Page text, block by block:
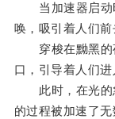
当加速器启动
唤，吸引着人们前
穿梭在黝黑的
口，引导着人们进
此时，在光的
的过程被加速了无